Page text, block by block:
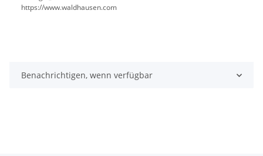
https://www.waldhausen.com
Benachrichtigen, wenn verfügbar